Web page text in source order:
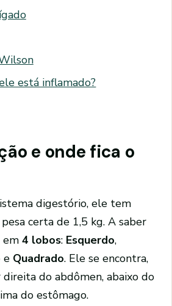
está inflamado?
e onde fica o
digestório, ele tem
certa de 1,5 kg. A saber
em 4 lobos: Esquerdo,
e Quadrado. Ele se encontra,
do abdômen, abaixo do
do estômago.